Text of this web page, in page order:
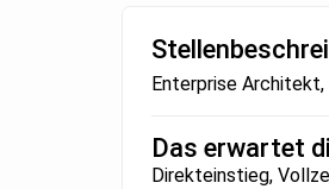
Enterprise
Das erwartet
Direkteinstieg,